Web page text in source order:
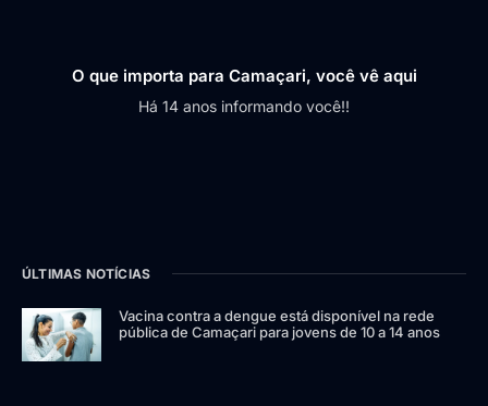
O que importa para Camaçari, você vê aqui
Há 14 anos informando você!!
ÚLTIMAS NOTÍCIAS
Vacina contra a dengue está disponível na rede
pública de Camaçari para jovens de 10 a 14 anos